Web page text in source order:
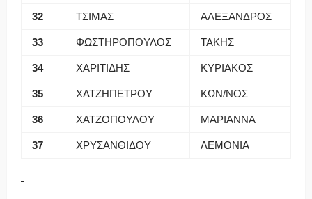
32 ΤΣΙΜΑΣ ΑΛΕΞΑΝΔΡΟΣ
33 ΦΩΣΤΗΡΟΠΟΥΛΟΣ ΤΑΚΗΣ
34 ΧΑΡΙΤΙΔΗΣ ΚΥΡΙΑΚΟΣ
35 ΧΑΤΖΗΠΕΤΡΟΥ ΚΩΝ/ΝΟΣ
36 ΧΑΤΖΟΠΟΥΛΟΥ ΜΑΡΙΑΝΝΑ
37 ΧΡΥΣΑΝΘΙΔΟΥ ΛΕΜΟΝΙΑ